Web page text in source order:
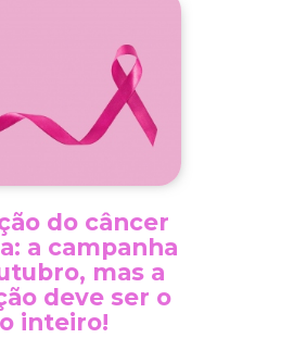
do câncer
a campanha
mas a
deve ser o
inteiro!